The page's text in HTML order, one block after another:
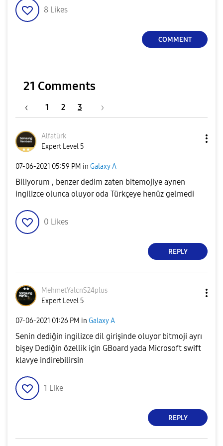
8 Likes
COMMENT
21 Comments
1 2 3
Alfatürk
Expert Level 5
‎07-06-2021 05:59 PM in Galaxy A
Biliyorum , benzer dedim zaten bitemojiye aynen
ingilizce olunca oluyor oda Türkçeye henüz gelmedi
0 Likes
REPLY
MehmetYalcnS24plus
Expert Level 5
‎07-06-2021 01:26 PM in Galaxy A
Senin dediğin ingilizce dil girişinde oluyor bitmoji ayrı
bişey Dediğin özellik için GBoard yada Microsoft swift
klavye indirebilirsin
1 Like
REPLY